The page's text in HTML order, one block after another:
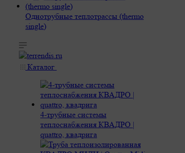
Однотрубные теплотрассы (thermo
single)
Каталог
4-трубные системы
теплоснабжения КВАДРО |
quattro, квадрига